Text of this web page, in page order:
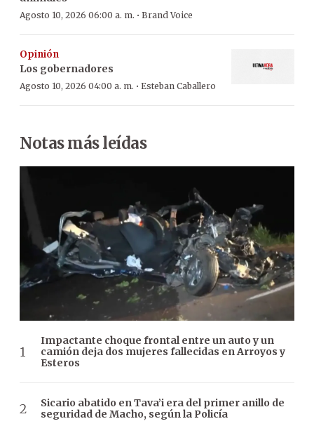
Agosto 10, 2026 06:00 a. m. · Brand Voice
Opinión
Los gobernadores
Agosto 10, 2026 04:00 a. m. · Esteban Caballero
Notas más leídas
Impactante choque frontal entre un auto y un
camión deja dos mujeres fallecidas en Arroyos y
Esteros
Sicario abatido en Tava’i era del primer anillo de
seguridad de Macho, según la Policía